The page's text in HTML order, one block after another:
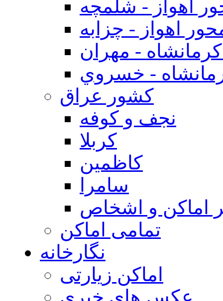
اهواز - شلمچه
اهواز - چزابه
- مهران
- خسروي
كشور عراق
نجف و كوفه
كربلا
كاظمين
سامرا
اماكن و اشخاص
تمامی اماکن
نگارخانه
اماکن زیارتی
عکس های خبری